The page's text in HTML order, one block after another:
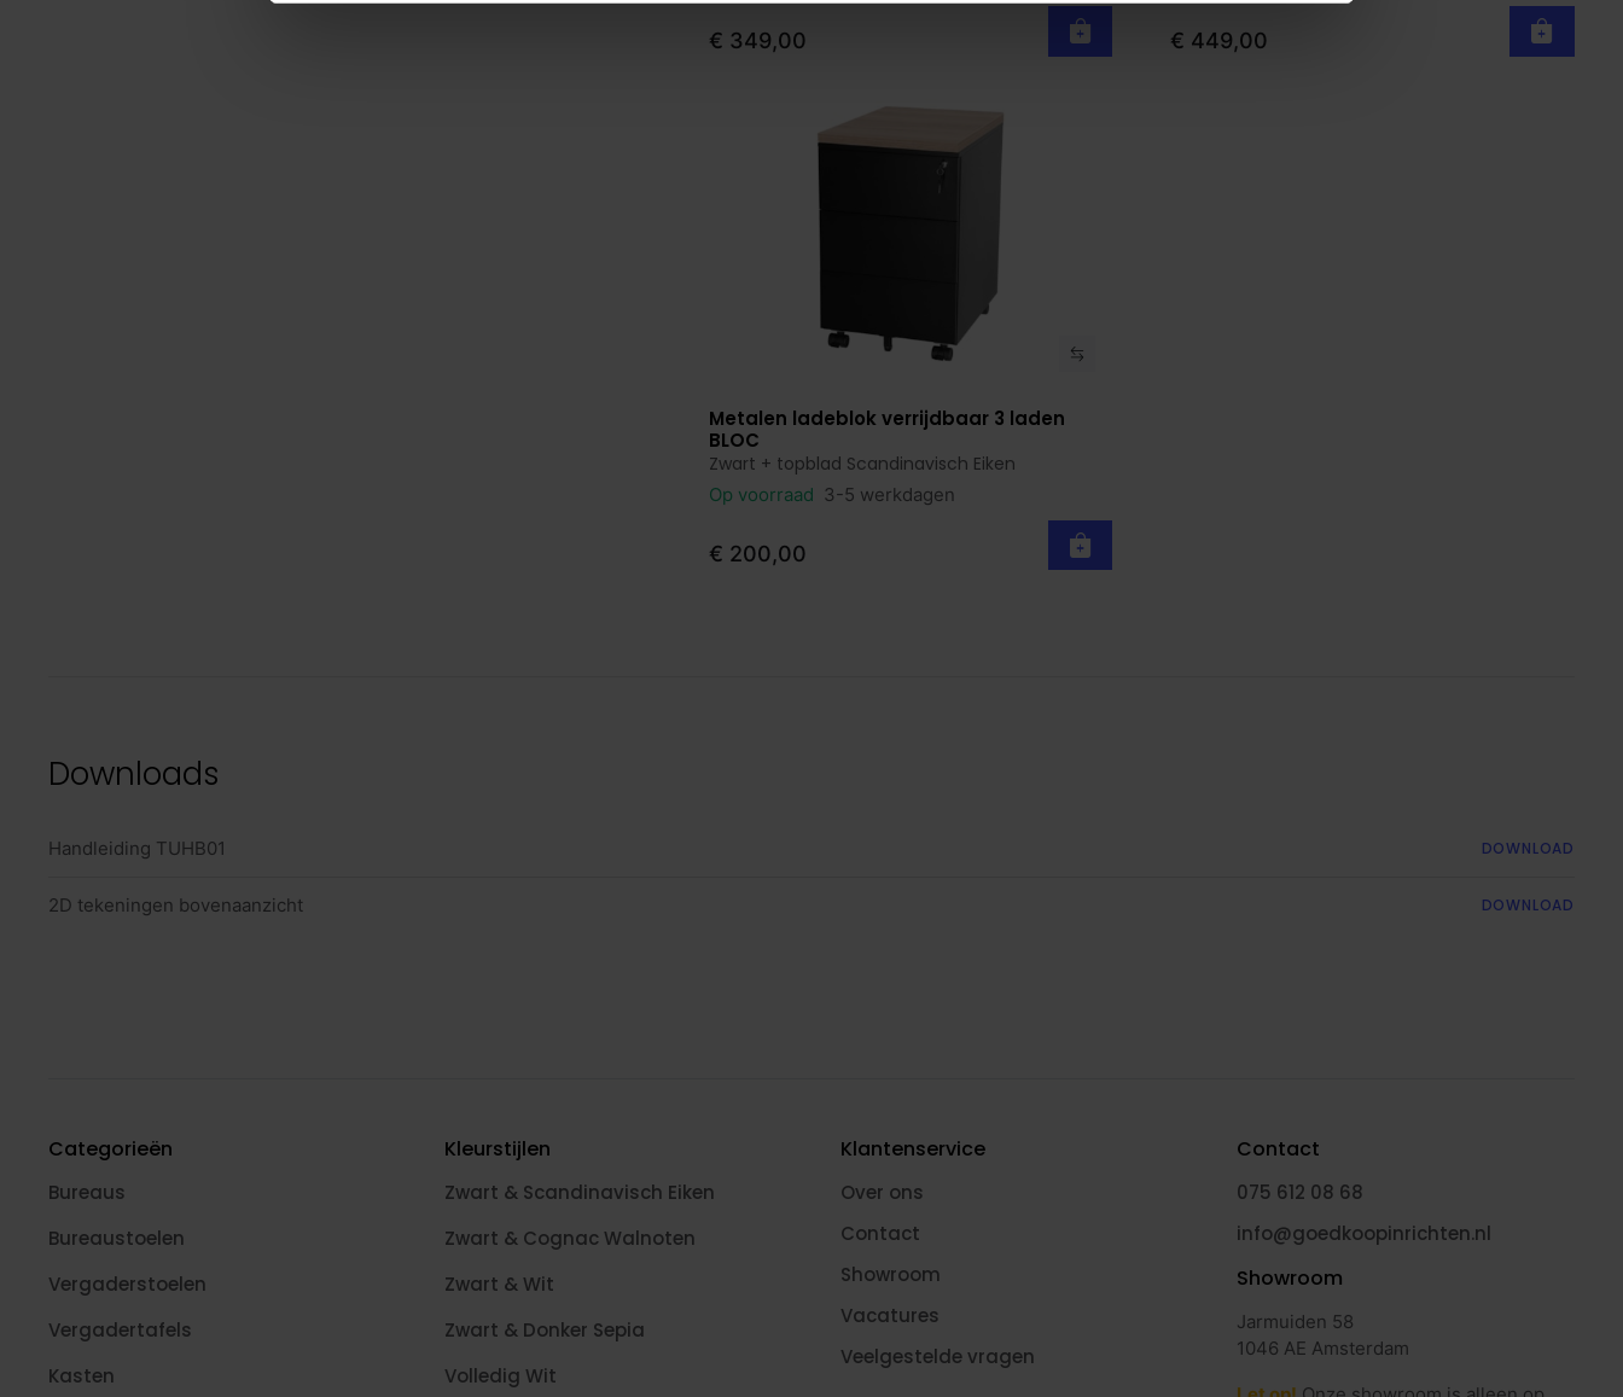
€ 349,00 € 449,00
Bekijk product
Metalen ladeblok verrijdbaar 3 laden
BLOC
Zwart + topblad Scandinavisch Eiken
Op voorraad 3-5 werkdagen
€ 200,00
Downloads
Handleiding TUHB01 DOWNLOAD
2D tekeningen bovenaanzicht DOWNLOAD
Categorieën
Bureaus
Bureaustoelen
Vergaderstoelen
Vergadertafels
Kasten
Kleurstijlen
Zwart & Scandinavisch Eiken
Zwart & Cognac Walnoten
Zwart & Wit
Zwart & Donker Sepia
Volledig Wit
Klantenservice
Over ons
Contact
Showroom
Vacatures
Veelgestelde vragen
Contact
075 612 08 68
info@goedkoopinrichten.nl
Showroom
Jarmuiden 58
1046 AE Amsterdam